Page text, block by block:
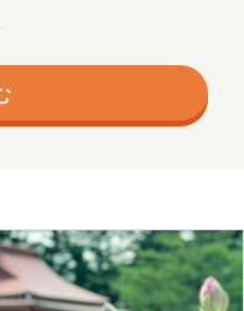
Entra ID
OpenAI
枝豆と言えば「毛豆
冷凍の一般的な枝豆は
してます。 青森県の枝
情について聞いてみる
た。 見た目は一般的な
が大きく、非常にコク